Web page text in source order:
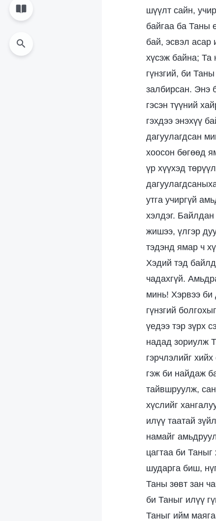
шүүлт сайн,
байгаа ба Таны
бай, эсвэл асар
хүсэж байна; Та
гүнзгий, би
залбирсан. Энэ
гэсэн түүний
гэхдээ энэхүү
дагуулагдсан
хоосон бөгөөд
үр хүүхэд
утга учиргүй
хэлдэг.
жишээ, үлгэр
тэдэнд ямар ч
Хэдий тэд
чадахгүй.
минь! Хэрвээ би
гүнзгий
үедээ тэр зүрх
надад зориулж
гэрчлэлийг
гэж би найдаж
тайвшруулж,
хүслийг
илүү таатай
намайг
цагтаа би
шударга биш,
Таны зөвт зан
би Таныг илүү
Таныг ийм